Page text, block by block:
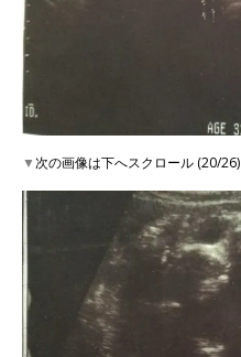
▼次の画像は下へスクロール (20/26)